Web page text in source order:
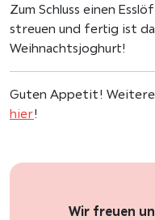
Zum Schluss einen
streuen und fertig ist
Weihnachtsjoghurt!
Guten Appetit!
hier!
Wir freuen